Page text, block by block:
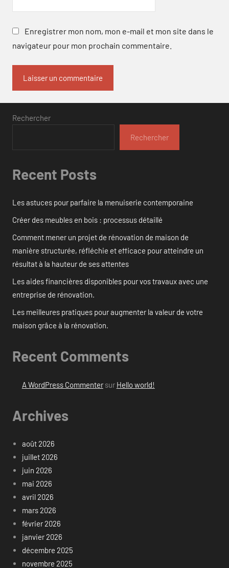
Enregistrer mon nom, mon e-mail et mon site dans le
navigateur pour mon prochain commentaire.
Rechercher
Rechercher
Recent Posts
Les astuces pour parfaire la menuiserie contemporaine
Créer des meubles en bois : processus détaillé
Comment mener un projet de rénovation de maison de
manière structurée, réfléchie et efficace pour atteindre un
résultat à la hauteur de ses attentes
Les aides financières disponibles pour vos travaux avec une
entreprise de rénovation.
Les meilleures pratiques pour augmenter la valeur de votre
maison grâce à la rénovation.
Recent Comments
A WordPress Commentersur Hello world!
Archives
août 2026
juillet 2026
juin 2026
mai 2026
avril 2026
mars 2026
février 2026
janvier 2026
décembre 2025
novembre 2025